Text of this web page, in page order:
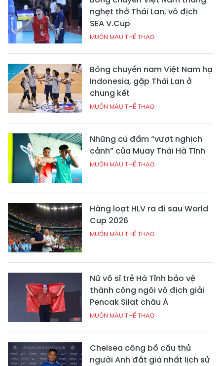
nghẹt thở Thái Lan, vô địch
SEA V.Cup
MUÔN MÀU THỂ THAO
Bóng chuyền nam Việt Nam hạ
Indonesia, gặp Thái Lan ở
chung kết
MUÔN MÀU THỂ THAO
Những cú đấm “vượt nghịch
cảnh” của Muay Thái Hà Tĩnh
MUÔN MÀU THỂ THAO
Hàng loạt HLV ra đi sau World
Cup 2026
MUÔN MÀU THỂ THAO
Nữ võ sĩ trẻ Hà Tĩnh bảo vệ
thành công ngôi vô địch giải
Pencak Silat châu Á
MUÔN MÀU THỂ THAO
Chelsea công bố cầu thủ
người Anh đắt giá nhất lịch sử